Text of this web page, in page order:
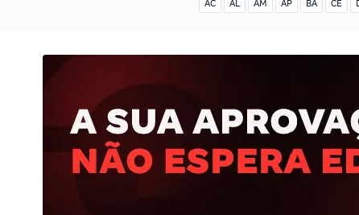
AC AL AM AP BA CE